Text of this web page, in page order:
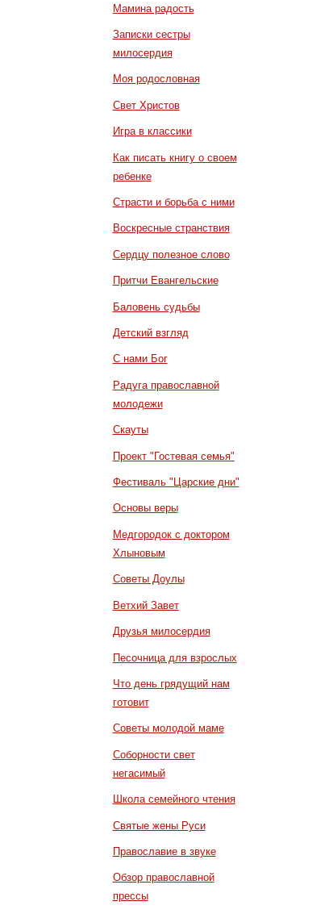
Мамина радость
Записки сестры
милосердия
Моя родословная
Свет Христов
Игра в классики
Как писать книгу о своем
ребенке
Страсти и борьба с ними
Воскресные странствия
Сердцу полезное слово
Притчи Евангельские
Баловень судьбы
Детский взгляд
С нами Бог
Радуга православной
молодежи
Скауты
Проект "Гостевая семья"
Фестиваль "Царские дни"
Основы веры
Медгородок с доктором
Хлыновым
Советы Доулы
Ветхий Завет
Друзья милосердия
Песочница для взрослых
Что день грядущий нам
готовит
Советы молодой маме
Соборности свет
негасимый
Школа семейного чтения
Святые жены Руси
Православие в звуке
Обзор православной
прессы